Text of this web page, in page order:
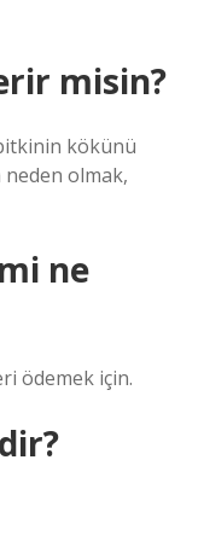
misin?
kökünü
olmak,
ne
ödemek için.